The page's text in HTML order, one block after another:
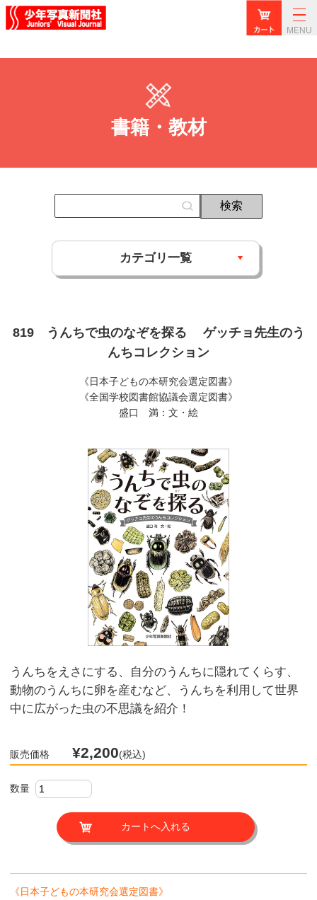
MENU
書籍・教材
カテゴリ一覧
819 うんちで虫のなぞを探る ゲッチョ先生のう
んちコレクション
《日本子どもの本研究会選定図書》
《全国学校図書館協議会選定図書》
盛口 満：文・絵
うんちをえさにする、自分のうんちに隠れてくらす、
動物のうんちに卵を産むなど、うんちを利用して世界
中に広がった虫の不思議を紹介！
販売価格 ¥2,200(税込)
数量
《日本子どもの本研究会選定図書》